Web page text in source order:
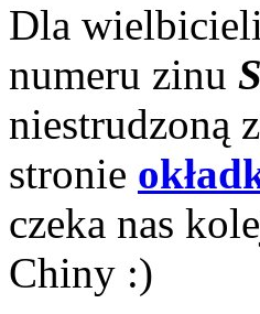
Dla
numeru zinu
niestrudzoną
stronie
czeka nas
Chiny :)